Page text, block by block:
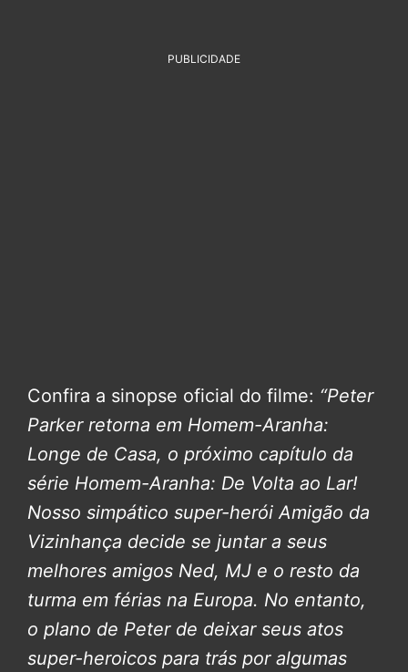
PUBLICIDADE
Confira a sinopse oficial do filme: “Peter
Parker retorna em Homem-Aranha:
Longe de Casa, o próximo capítulo da
série Homem-Aranha: De Volta ao Lar!
Nosso simpático super-herói Amigão da
Vizinhança decide se juntar a seus
melhores amigos Ned, MJ e o resto da
turma em férias na Europa. No entanto,
o plano de Peter de deixar seus atos
super-heroicos para trás por algumas